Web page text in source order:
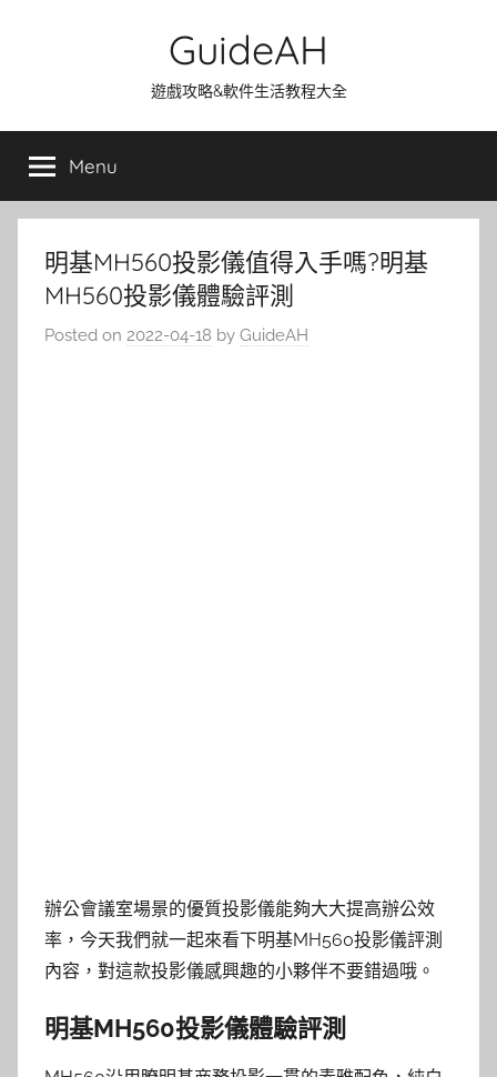
GuideAH
遊戲攻略&軟件生活教程大全
Menu
明基MH560投影儀值得入手嗎?明基
MH560投影儀體驗評測
Posted on 2022-04-18 by GuideAH
辦公會議室場景的優質投影儀能夠大大提高辦公效
率，今天我們就一起來看下明基MH560投影儀評測
內容，對這款投影儀感興趣的小夥伴不要錯過哦。
明基MH560投影儀體驗評測